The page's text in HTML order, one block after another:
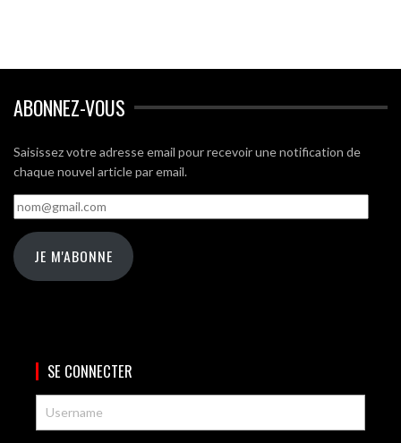
ABONNEZ-VOUS
Saisissez votre adresse email pour recevoir une notification de
chaque nouvel article par email.
nom@gmail.com
JE M'ABONNE
SE CONNECTER